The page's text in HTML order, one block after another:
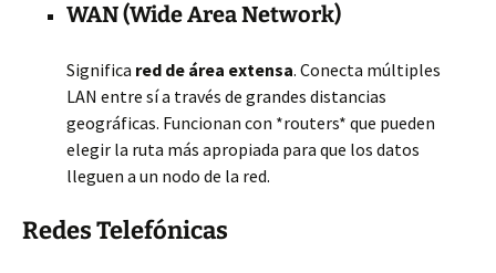
WAN (Wide Area Network)
Significa red de área extensa. Conecta múltiples
LAN entre sí a través de grandes distancias
geográficas. Funcionan con *routers* que pueden
elegir la ruta más apropiada para que los datos
lleguen a un nodo de la red.
Redes Telefónicas